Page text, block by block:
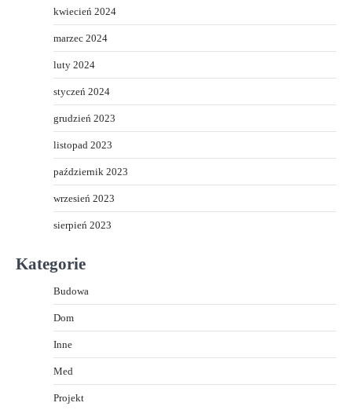
kwiecień 2024
marzec 2024
luty 2024
styczeń 2024
grudzień 2023
listopad 2023
październik 2023
wrzesień 2023
sierpień 2023
Kategorie
Budowa
Dom
Inne
Med
Projekt